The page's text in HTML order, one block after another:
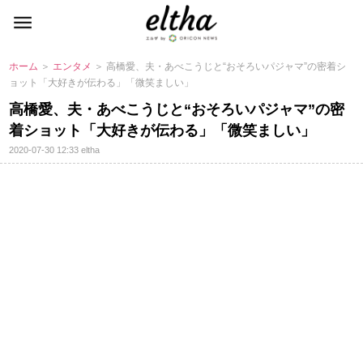
ホーム ＞ エンタメ ＞ 高橋愛、夫・あべこうじと“おそろいパジャマ”の密着シ
ョット「大好きが伝わる」「微笑ましい」
高橋愛、夫・あべこうじと“おそろいパジャマ”の密
着ショット「大好きが伝わる」「微笑ましい」
2020-07-30 12:33eltha